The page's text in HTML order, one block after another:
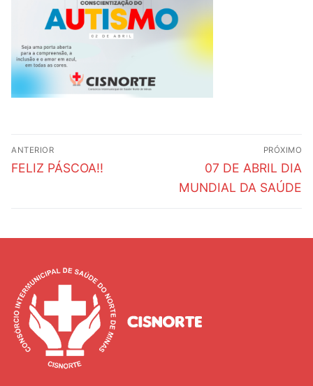
Navegação
de
ANTERIOR
Post
FELIZ PÁSCOA!!
PRÓXIMO
Próximo
post:
07 DE ABRIL DIA
MUNDIAL DA SAÚDE